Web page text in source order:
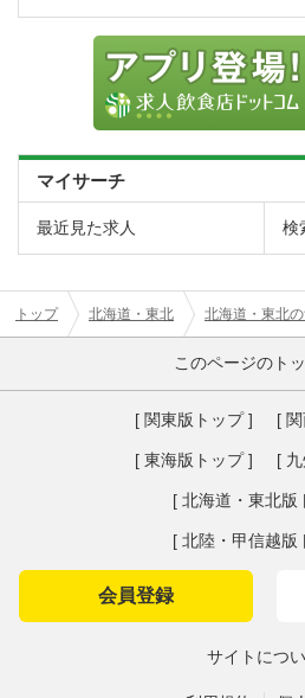
マイサーチ
最近見た求人 検
トップ 北海道・東北 北海道・東北
このページのト
[ 関東版トップ ] [
[ 東海版トップ ] [
[ 北海道・東北版
[ 北陸・甲信越版
会員登録
サイトにつ